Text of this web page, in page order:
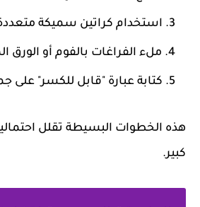
استخدام كراتين سميكة
ملء الفراغات بالفوم أو
كتابة عبارة "قابل للكسر" على
هذه الخطوات البسيطة تقلل
كبير.